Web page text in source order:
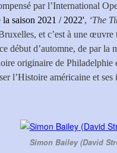
par l’International
la saison 2021 / 2022', ‘The
et c’est à une œuvre
début d’automne, de par
originaire de
l’Histoire américaine et
Simon Bailey (David